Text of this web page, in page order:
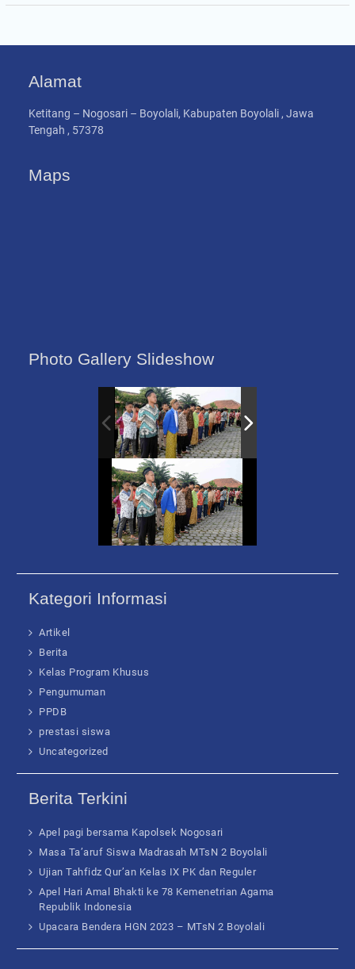
Alamat
Ketitang – Nogosari – Boyolali, Kabupaten Boyolali , Jawa
Tengah , 57378
Maps
Photo Gallery Slideshow
Kategori Informasi
Artikel
Berita
Kelas Program Khusus
Pengumuman
PPDB
prestasi siswa
Uncategorized
Berita Terkini
Apel pagi bersama Kapolsek Nogosari
Masa Ta’aruf Siswa Madrasah MTsN 2 Boyolali
Ujian Tahfidz Qur’an Kelas IX PK dan Reguler
Apel Hari Amal Bhakti ke 78 Kemenetrian Agama
Republik Indonesia
Upacara Bendera HGN 2023 – MTsN 2 Boyolali